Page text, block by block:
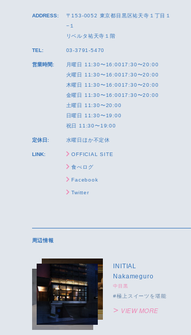
ADDRESS:
〒153-0052 東京都目黒区祐天寺１丁目１
−１
リベルタ祐天寺１階
TEL: 03-3791-5470
営業時間:
月曜日 11:30〜16:0017:30〜20:00
火曜日 11:30〜16:0017:30〜20:00
木曜日 11:30〜16:0017:30〜20:00
金曜日 11:30〜16:0017:30〜20:00
土曜日 11:30〜20:00
日曜日 11:30〜19:00
祝日 11:30〜19:00
定休日: 水曜日ほか不定休
LINK: OFFICIAL SITE
食べログ
Facebook
Twitter
周辺情報
INITIAL
Nakameguro
中目黒
極上スイーツを堪能
VIEW MORE